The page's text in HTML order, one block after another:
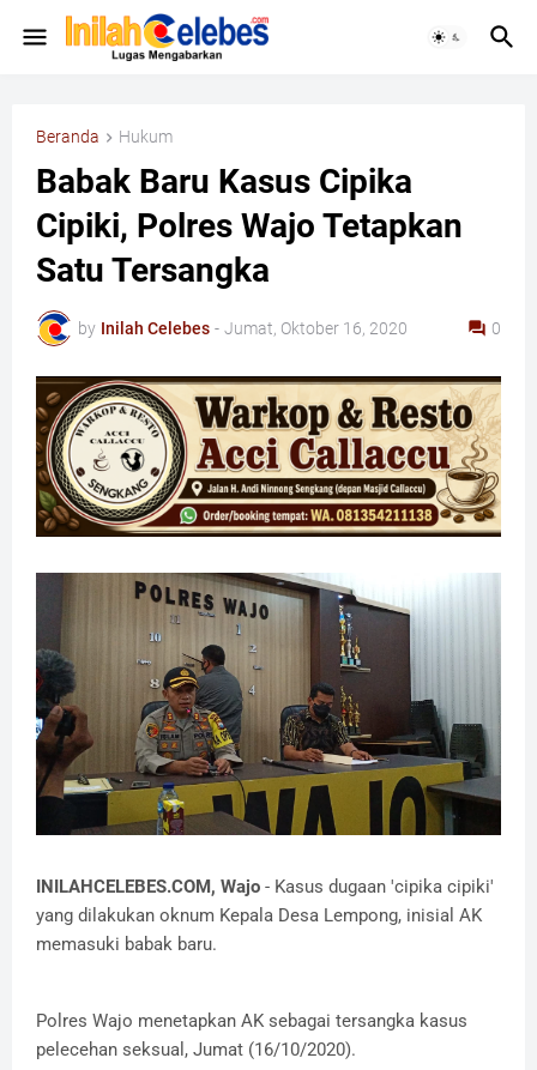
Beranda Hukum
Babak Baru Kasus Cipika
Cipiki, Polres Wajo Tetapkan
Satu Tersangka
by Inilah Celebes - Jumat, Oktober 16, 2020 0
INILAHCELEBES.COM, Wajo - Kasus dugaan 'cipika cipiki'
yang dilakukan oknum Kepala Desa Lempong, inisial AK
memasuki babak baru.
Polres Wajo menetapkan AK sebagai tersangka kasus
pelecehan seksual, Jumat (16/10/2020).